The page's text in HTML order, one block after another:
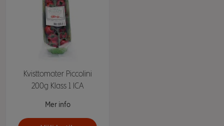
Kvisttomater Piccolini
200g Klass 1 ICA
Mer info